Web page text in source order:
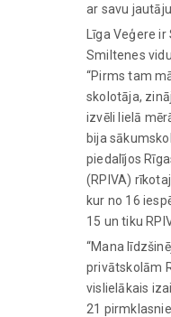
ar savu
Līga Veģere
Smiltenes
“Pirms tam
skolotāja,
izvēli lielā
bija
piedalījos
(RPIVA)
kur no 16
15 un tiku
“Mana
privātskolām
vislielākais
21